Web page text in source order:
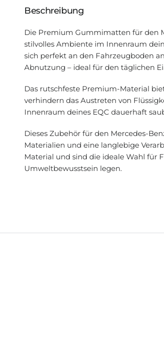
Beschreibung
Die Premium Gummimatten für den
stilvolles Ambiente im Innenraum
sich perfekt an den Fahrzeugboden
Abnutzung – ideal für den täglichen
Das rutschfeste Premium-Material
verhindern das Austreten von
Innenraum deines EQC dauerhaft
Dieses Zubehör für den Mercedes-
Materialien und eine langlebige
Material und sind die ideale Wahl für
Umweltbewusstsein legen.